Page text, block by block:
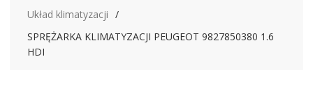
Układ klimatyzacji
SPRĘŻARKA KLIMATYZACJI PEUGEOT 9827850380 1.6
HDI